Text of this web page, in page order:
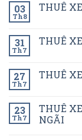
03
Th8
THUÊ
31
Th7
THUÊ
27
Th7
THUÊ
23
Th7
THUÊ
NGÃI